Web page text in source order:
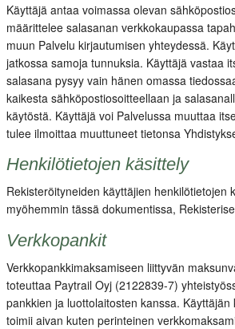
Käyttäjä antaa voimassa olevan
määrittelee salasanan verkkokaupassa
muun Palvelu kirjautumisen yhteydessä.
jatkossa samoja tunnuksia. Käyttäjä vastaa
salasana pysyy vain hänen omassa
kaikesta sähköpostiosoitteellaan ja
käytöstä. Käyttäjä voi Palvelussa muuttaa
tulee ilmoittaa muuttuneet tietonsa
Henkilötietojen käsittely
Rekisteröityneiden käyttäjien henkilötietojen
myöhemmin tässä dokumentissa,
Verkkopankit
Verkkopankkimaksamiseen liittyvän
toteuttaa Paytrail Oyj (2122839-7)
pankkien ja luottolaitosten kanssa. Käyttäjän
toimii aivan kuten perinteinen